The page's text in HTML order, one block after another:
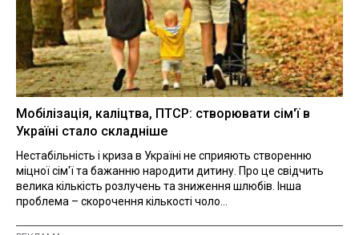
Мобілізація, каліцтва, ПТСР: створювати сім'ї в
Україні стало складніше
Нестабільність і криза в Україні не сприяють створенню
міцної сім'ї та бажанню народити дитину. Про це свідчить
велика кількість розлучень та зниження шлюбів. Інша
проблема – скорочення кількості чоло...